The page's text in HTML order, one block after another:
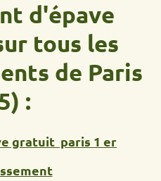
d'épave
tous les
de Paris
:
gratuit paris 1 er